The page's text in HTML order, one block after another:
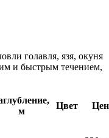
голавля, язя, окуня
и быстрым течением,
,
м
Цвет